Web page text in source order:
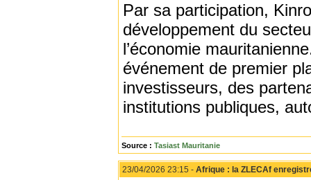
Par sa participation,
développement du
l’économie
événement de premier
investisseurs, des
institutions publiques,
Source : Tasiast Mauritanie
23/04/2026 23:15 - Afrique : la ZLECAf